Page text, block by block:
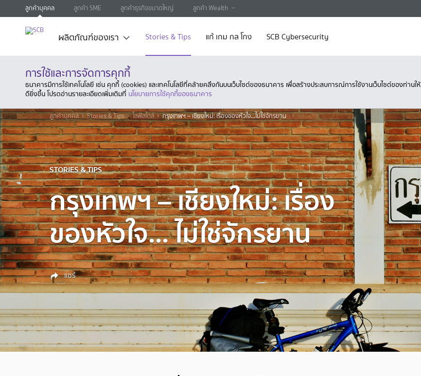
ลูกค้าบุคคล ลูกค้า SME ลูกค้าธุรกิจขนาดใหญ่ ลูกค้า Wealth
ผลิตภัณฑ์ของเรา Stories & Tips แก้ เกม กล โกง SCB Cybersecurity
การใช้และการจัดการคุกกี้
ธนาคารมีการใช้เทคโนโลยี เช่น คุกกี้ (cookies) และเทคโนโลยีที่คล้ายคลึงกันบนเว็บไซต์ของธนาคาร เพื่อสร้างประสบการณ์การใช้งานเว็บไซต์ของท่านให้
ดียิ่งขึ้น โปรดอ่านรายละเอียดเพิ่มเติมที่ นโยบายการใช้คุกกี้ของธนาคาร
ลูกค้าบุคคล Stories & Tips ไลฟ์สไตล์ กรุงเทพฯ – เชียงใหม่: เรื่องของหัวใจ...ไม่ใช่จักรยาน
STORIES & TIPS
กรุงเทพฯ – เชียงใหม่: เรื่อง
ของหัวใจ... ไม่ใช่จักรยาน
แชร์